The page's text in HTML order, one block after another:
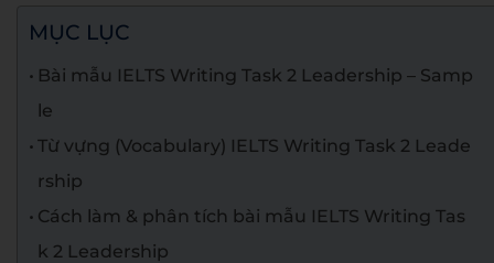
MỤC LỤC
Bài mẫu IELTS Writing Task 2 Leadership – Samp
le
Từ vựng (Vocabulary) IELTS Writing Task 2 Leade
rship
Cách làm & phân tích bài mẫu IELTS Writing Tas
k 2 Leadership